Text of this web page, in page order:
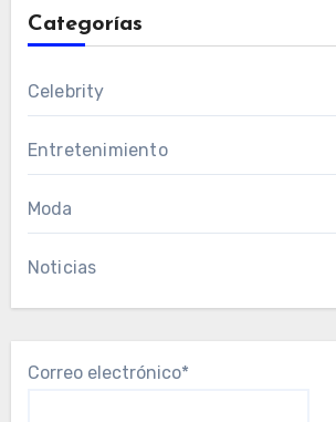
Categorías
Celebrity
Entretenimiento
Moda
Noticias
Correo electrónico*